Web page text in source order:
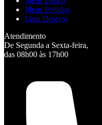
Meus Pedidos
Lista Desejos
Atendimento
De Segunda a Sexta-feira,
das 08h00 às 17h00